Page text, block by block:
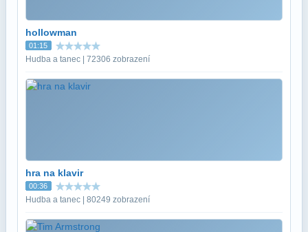
hollowman
01:15
Hudba a tanec | 72306 zobrazení
hra na klavir
00:36
Hudba a tanec | 80249 zobrazení